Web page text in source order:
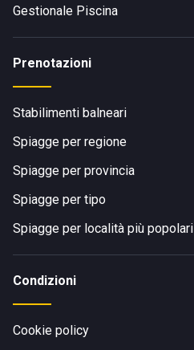
Gestionale Piscina
Prenotazioni
Stabilimenti balneari
Spiagge per regione
Spiagge per provincia
Spiagge per tipo
Spiagge per località più popolari
Condizioni
Cookie policy